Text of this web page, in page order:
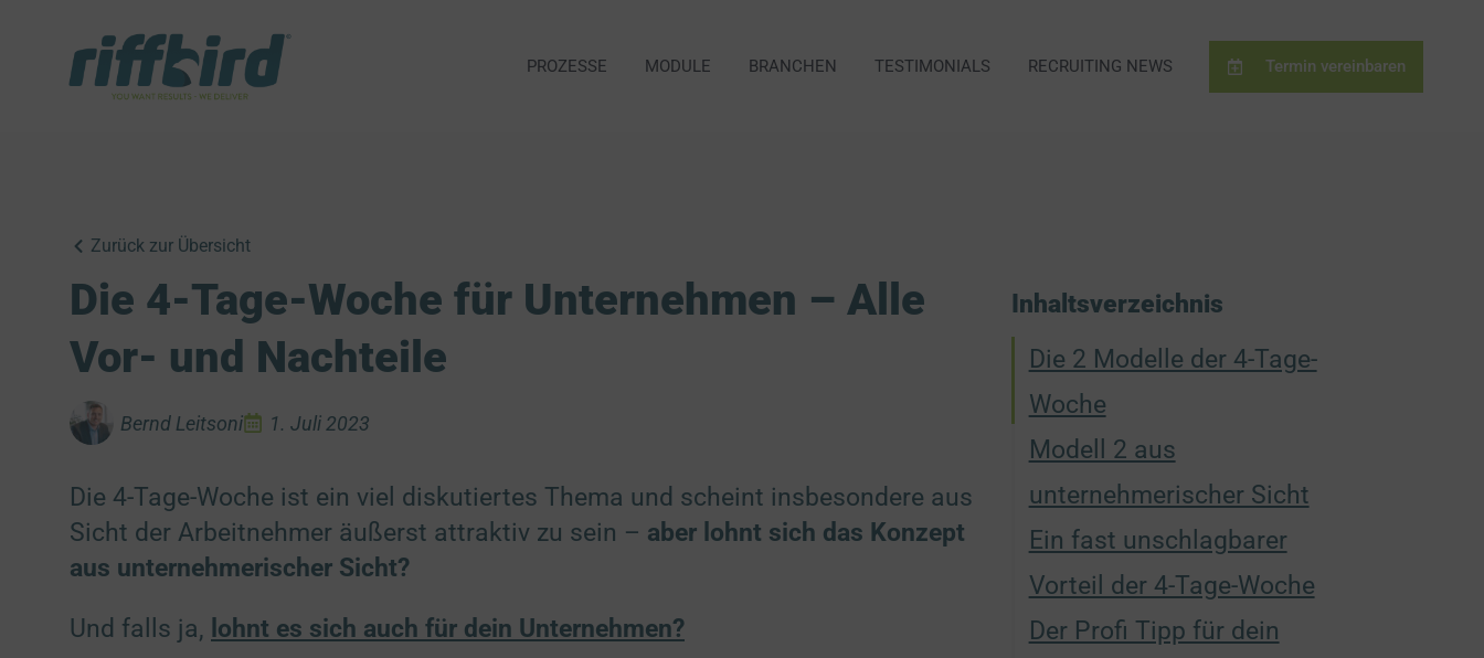
PROZESSE MODULE BRANCHEN TESTIMONIALS RECRUITING NEWS Termin vereinbaren
Zurück zur Übersicht
Die 4-Tage-Woche für Unternehmen – Alle
Vor- und Nachteile
Bernd Leitsoni 1. Juli 2023
Die 4-Tage-Woche ist ein viel diskutiertes Thema und scheint insbesondere aus
Sicht der Arbeitnehmer äußerst attraktiv zu sein – aber lohnt sich das Konzept
aus unternehmerischer Sicht?
Und falls ja, lohnt es sich auch für dein Unternehmen?
Inhaltsverzeichnis
Die 2 Modelle der 4-Tage-
Woche
Modell 2 aus
unternehmerischer Sicht
Ein fast unschlagbarer
Vorteil der 4-Tage-Woche
Der Profi Tipp für dein